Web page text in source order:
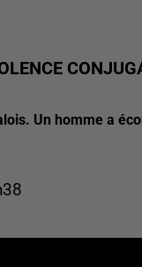
Un homme a